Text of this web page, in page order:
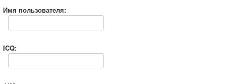
Имя пользователя:
ICQ: